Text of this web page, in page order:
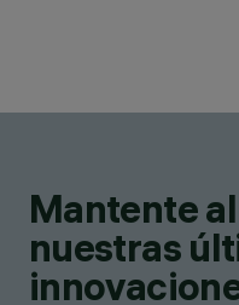
Mantente
nuestras